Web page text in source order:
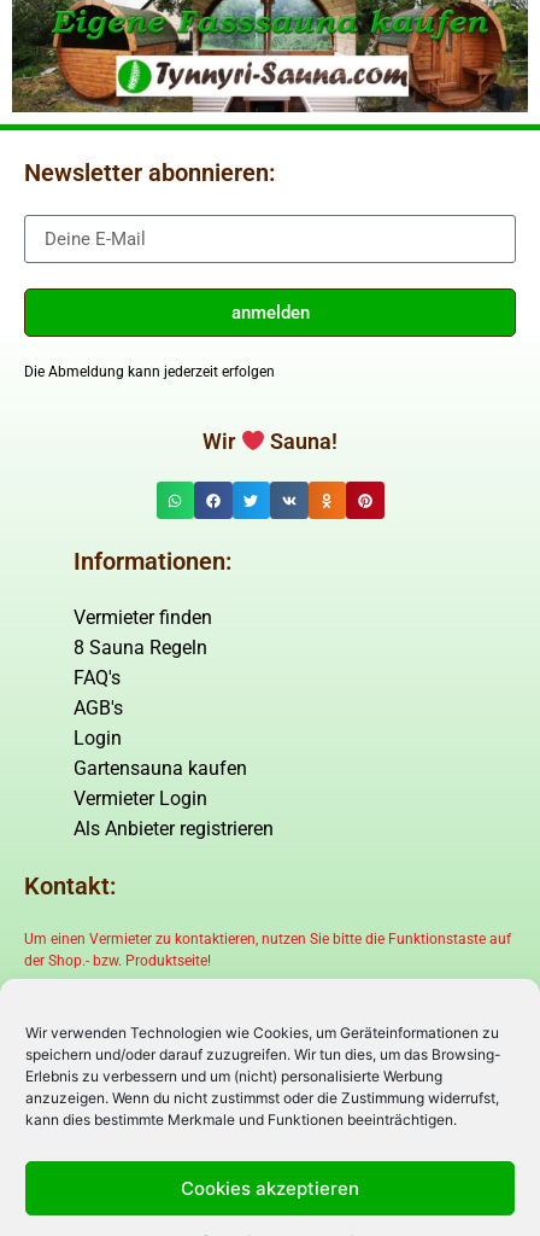
Wir verwenden Technologien wie Cookies, um Geräteinformationen zu
speichern und/oder darauf zuzugreifen. Wir tun dies, um das Browsing-
Erlebnis zu verbessern und um (nicht) personalisierte Werbung
anzuzeigen. Wenn du nicht zustimmst oder die Zustimmung widerrufst,
kann dies bestimmte Merkmale und Funktionen beeinträchtigen.
Cookies akzeptieren
Newsletter abonnieren:
anmelden
Die Abmeldung kann jederzeit erfolgen
Wir Sauna!
Informationen:
Vermieter finden
8 Sauna Regeln
FAQ's
AGB's
Login
Gartensauna kaufen
Vermieter Login
Als Anbieter registrieren
Kontakt:
Um einen Vermieter zu kontaktieren, nutzen Sie bitte die Funktionstaste auf
der Shop.- bzw. Produktseite!